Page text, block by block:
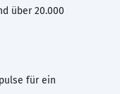
über 20.000
für ein